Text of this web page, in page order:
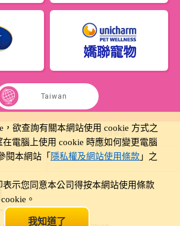
Taiwan
個資保護
，欲查詢有關本網站使用 cookie 方式之
電腦上使用 cookie 時應如何變更電腦
閱本網站「 隱私權及網站使用條款 」之
示您同意本公司得按本網站使用條款
。
我知道了